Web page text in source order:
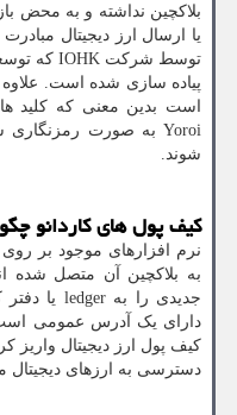
بلاکچین نداشته و به محض
یا ارسال ارز دیجیتال
توسط شرکت IOHK که
پیاده سازی شده است.
است بدین معنی که کلید
Yoroi به صورت رمزنگاری
شوند.
کیف پول های کاردانو
نرم افزارهای موجود بر
به بلاکچین آن متصل شده
جدیدی را بهledger یا
دارای یک آدرس عمومی
کیف پول ارز دیجیتال واریز
دسترسی به ارزهای